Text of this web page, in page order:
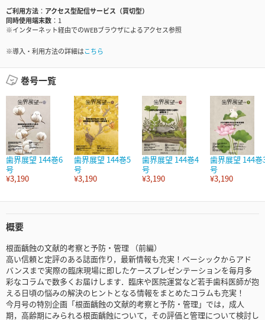
ご利用方法
アクセス型配信サービス（買切型）
同時使用端末数
1
※インターネット経由でのWEBブラウザによるアクセス参照
※導入・利用方法の詳細はこちら
巻号一覧
歯界展望 144巻6
号
¥3,190
歯界展望 144巻5
号
¥3,190
歯界展望 144巻4
号
¥3,190
歯界展望 144巻
号
¥3,190
概要
根面齲蝕の文献的考察と予防・管理 （前編）
高い信頼と定評のある誌面作り，最新情報も充実！ベーシックからアド
バンスまで実際の臨床現場に即したケースプレゼンテーションを毎月多
彩なコラムで数多くお届けします．臨床や医院運営など若手歯科医師が抱
える日頃の悩みの解決のヒントとなる情報をまとめたコラムも充実！
今月号の特別企画「根面齲蝕の文献的考察と予防・管理」では，成人
期，高齢期にみられる根面齲蝕について，その評価と管理について検討し